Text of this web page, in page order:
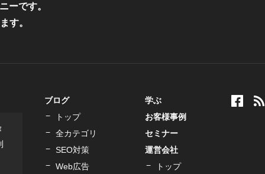
ーです。
す。
ブログ
トップ
全カテゴリ
SEO対策
Web広告
学ぶ
お客様事例
セミナー
運営会社
トップ